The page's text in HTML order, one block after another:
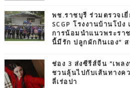
พช.ราชบุรี ร่วมตรวจเ
SCGP โรงงานบ้านโป่
การน้อมนำแนวพระรา
นี้มีรัก ปลูกผักกินเอง”
ช่อง 3 ส่งซีรีส์จีน "เพล
ชวนลุ้นไปกับเส้นทางค
ลี่เร่อปา